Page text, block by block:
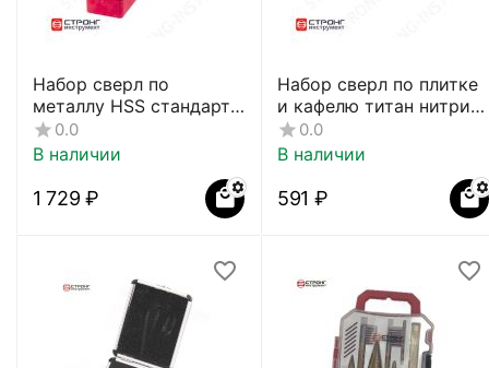
Набор сверл по
металлу HSS стандарт
19 шт, 1-10 мм СTC-
021000019
0.0
В наличии
1 729 ₽
Набор сверл по плитке
и кафелю титан нитрид
СТС-026
0.0
В наличии
‍591‍ ₽